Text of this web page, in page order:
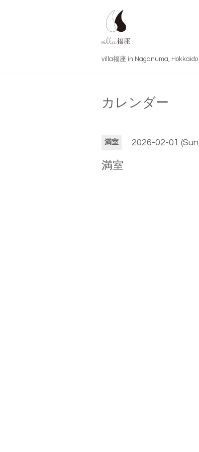
villa福座 in Naganuma,
カレンダー
満室 2026-02-01
満室